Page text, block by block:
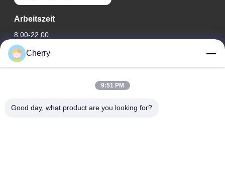
Arbeitszeit
8:00-22:00
Unsere Adresse
Hegui Industriepark, Lishui, Nanhai Foshan Guangdong PR
Cherry
9:51 PM
Good day, what product are you looking for?